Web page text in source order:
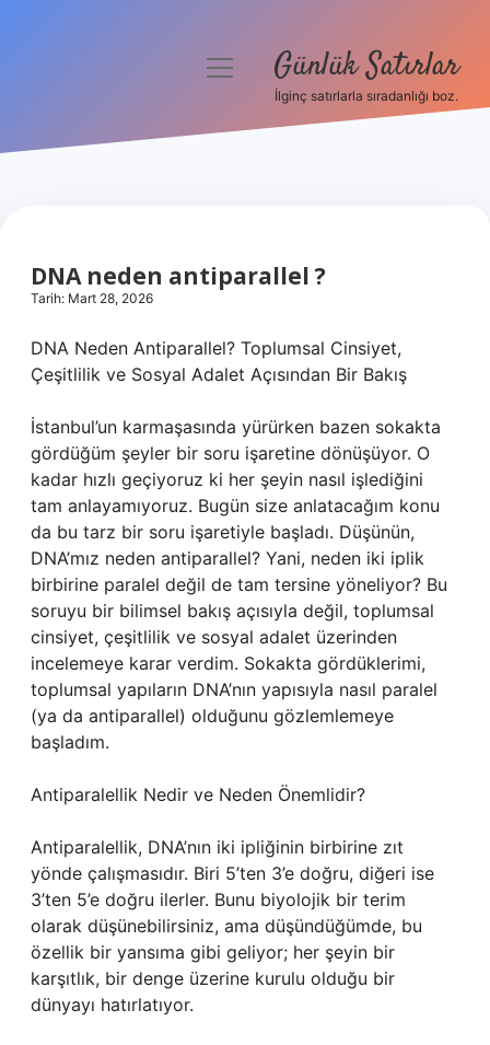
Hakkımızda
menüyü Günlük Satırlar
İlginç satırlarla sıradanlığı boz.
DNA neden antiparallel ?
Tarih: Mart 28, 2026
DNA Neden Antiparallel? Toplumsal Cinsiyet,
Çeşitlilik ve Sosyal Adalet Açısından Bir Bakış
İstanbul’un karmaşasında yürürken bazen sokakta
gördüğüm şeyler bir soru işaretine dönüşüyor. O
kadar hızlı geçiyoruz ki her şeyin nasıl işlediğini
tam anlayamıyoruz. Bugün size anlatacağım konu
da bu tarz bir soru işaretiyle başladı. Düşünün,
DNA’mız neden antiparallel? Yani, neden iki iplik
birbirine paralel değil de tam tersine yöneliyor? Bu
soruyu bir bilimsel bakış açısıyla değil, toplumsal
cinsiyet, çeşitlilik ve sosyal adalet üzerinden
incelemeye karar verdim. Sokakta gördüklerimi,
toplumsal yapıların DNA’nın yapısıyla nasıl paralel
(ya da antiparallel) olduğunu gözlemlemeye
başladım.
Antiparalellik Nedir ve Neden Önemlidir?
Antiparalellik, DNA’nın iki ipliğinin birbirine zıt
yönde çalışmasıdır. Biri 5’ten 3’e doğru, diğeri ise
3’ten 5’e doğru ilerler. Bunu biyolojik bir terim
olarak düşünebilirsiniz, ama düşündüğümde, bu
özellik bir yansıma gibi geliyor; her şeyin bir
karşıtlık, bir denge üzerine kurulu olduğu bir
dünyayı hatırlatıyor.